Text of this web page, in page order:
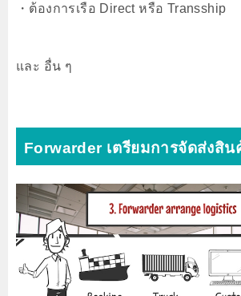
・ต้องการเรือ Direct หรือ Transship
และ อื่น ๆ
Forwarder เตรียมการจัดส่งสิน